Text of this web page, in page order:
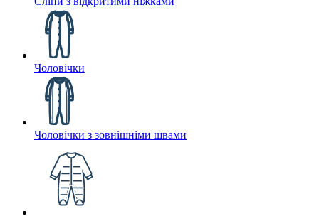
Чоловічки
Чоловічки з зовнішніми швами